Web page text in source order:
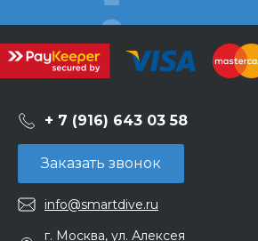
+ 7 (916) 643 03 58
Заказать звонок
info@smartdive.ru
г. Москва, ул. Алексея